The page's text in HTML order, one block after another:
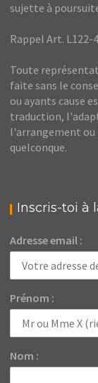
sujette à
Rappel Art.
Toute
faite sans le
ou ayants cause
traduction,
l'arrangement ou
quelconque.
Inscris-toi à
Adresse email :
Prénom :
Nom :